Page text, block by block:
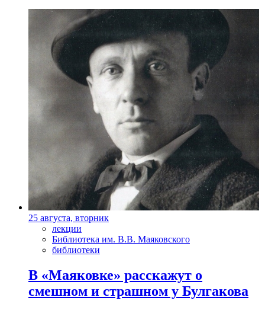
25 августа, вторник
лекции
Библиотека им. В.В. Маяковского
библиотеки
В «Маяковке» расскажут о
смешном и страшном у Булгакова